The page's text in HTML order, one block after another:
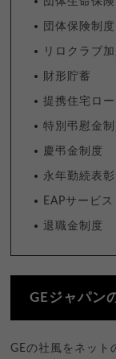
団体保険制度
リロクラブ加
財形貯蓄
提携住宅ロー
特別弔慰金制
慶弔金制度
永年勤続表彰
EAPサービス
退職金制度
GEジャパン
GEの社風をネット